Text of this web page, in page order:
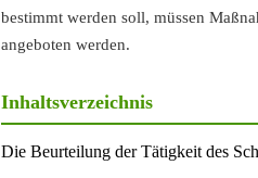
bestimmt werden soll, müssen
angeboten werden.
Inhaltsverzeichnis
Die Beurteilung der Tätigkeit des